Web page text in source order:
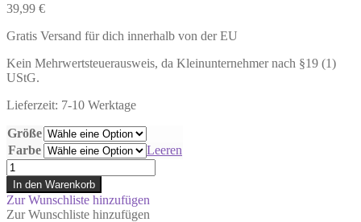
39,99 €
Gratis Versand für dich innerhalb von der EU
Kein Mehrwertsteuerausweis, da Kleinunternehmer nach §19 (1)
UStG.
Lieferzeit: 7-10 Werktage
Größe
Farbe
Leeren
♡
OKTI
-
Organic
In den Warenkorb
Zur Wunschliste hinzufügen
Zur Wunschliste hinzufügen